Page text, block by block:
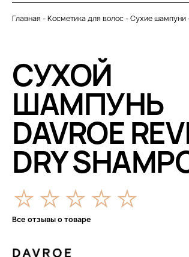
Главная -Косметика для волос-Сухие шампуни
СУХОЙ
ШАМПУНЬ
DAVROE
DRY
Все отзывы о товаре